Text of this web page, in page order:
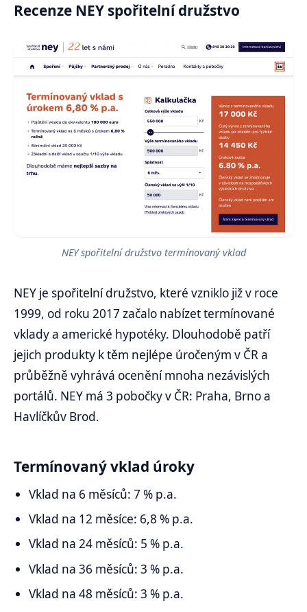
Recenze NEY spořitelní družstvo
NEY spořitelní družstvo termínovaný vklad
NEY je spořitelní družstvo, které vzniklo již v roce
1999, od roku 2017 začalo nabízet termínované
vklady a americké hypotéky. Dlouhodobě patří
jejich produkty k těm nejlépe úročeným v ČR a
průběžně vyhrává ocenění mnoha nezávislých
portálů. NEY má 3 pobočky v ČR: Praha, Brno a
Havlíčkův Brod.
Termínovaný vklad úroky
Vklad na 6 měsíců: 7 % p.a.
Vklad na 12 měsíce: 6,8 % p.a.
Vklad na 24 měsíců: 5 % p.a.
Vklad na 36 měsíců: 3 % p.a.
Vklad na 48 měsíců: 3 % p.a.